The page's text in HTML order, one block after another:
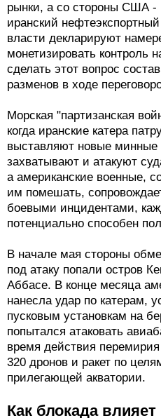
рынки, а со стороны США -
иранский
власти декларируют
монетизировать контроль
сделать этот вопрос
разменов в ходе
Морская "партизанская
когда иранские катера
выставляют новые минные
захватывают и атакуют
а американские военные,
им помешать,
боевыми инцидентами,
потенциально способен
В начале мая стороны
под атаку попали остров
Аббасе. В конце месяца
нанесла удар по катерам,
пусковым установкам на
попытался атаковать
время действия
320 дронов и ракет по
прилегающей акватории.
Как блокада